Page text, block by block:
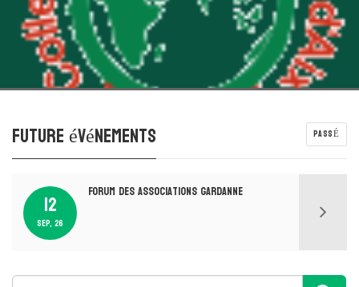
PASSÉ
Future événements
12
SEP, 26
Forum des associations Gardanne